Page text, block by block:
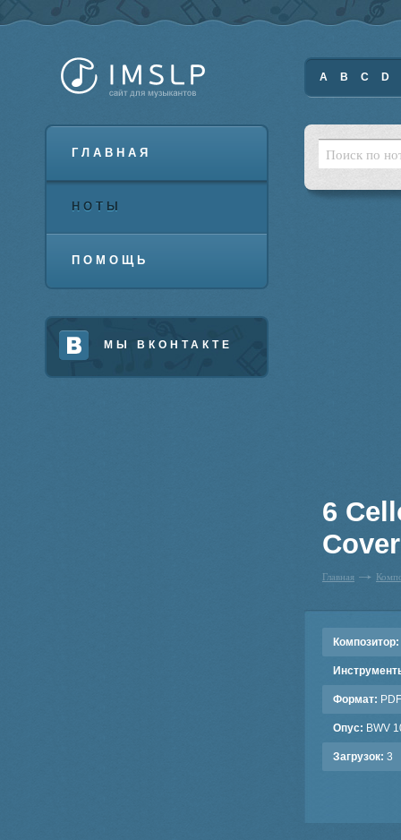
ГЛАВНАЯ
НОТЫ
ПОМОЩЬ
МЫ ВКОНТАКТЕ
A B C D
6
Главная
Композитор:
Формат: PDF
Опус: BWV
Загрузок: 3